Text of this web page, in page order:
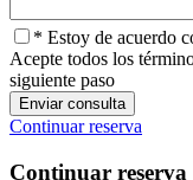
* Estoy de acuerdo
Acepte todos los
siguiente paso
Continuar reserva
Continuar reserva